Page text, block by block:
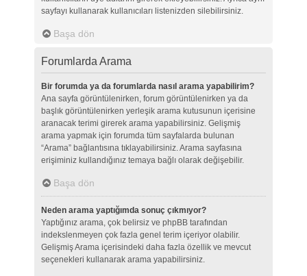
sayfayı kullanarak kullanıcıları listenizden silebilirsiniz.
Başa dön
Forumlarda Arama
Bir forumda ya da forumlarda nasıl arama yapabilirim?
Ana sayfa görüntülenirken, forum görüntülenirken ya da
başlık görüntülenirken yerleşik arama kutusunun içerisine
aranacak terimi girerek arama yapabilirsiniz. Gelişmiş
arama yapmak için forumda tüm sayfalarda bulunan
“Arama” bağlantısına tıklayabilirsiniz. Arama sayfasına
erişiminiz kullandığınız temaya bağlı olarak değişebilir.
Başa dön
Neden arama yaptığımda sonuç çıkmıyor?
Yaptığınız arama, çok belirsiz ve phpBB tarafından
indekslenmeyen çok fazla genel terim içeriyor olabilir.
Gelişmiş Arama içerisindeki daha fazla özellik ve mevcut
seçenekleri kullanarak arama yapabilirsiniz.